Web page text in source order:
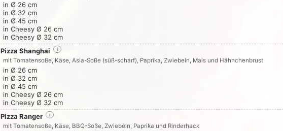
in Ø 26 cm
in Ø 32 cm
in Ø 45 cm
in Cheesy Ø 26 cm
in Cheesy Ø 32 cm
Pizza Shanghai
i
mit Tomatensoße, Käse, Asia-Soße (süß-scharf), Paprika, Zwiebeln, Mais und Hähnchenbrust
in Ø 26 cm
in Ø 32 cm
in Ø 45 cm
in Cheesy Ø 26 cm
in Cheesy Ø 32 cm
Pizza Ranger
i
mit Tomatensoße, Käse, BBQ-Soße, Zwiebeln, Paprika und Rinderhack